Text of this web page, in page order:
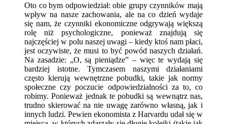
Oto co bym odpowiedział: obie grupy czynników mają
wpływ na nasze zachowania, ale na co dzień wydaje
się nam, że czynniki ekonomiczne odgrywają większą
rolę niż psychologiczne, ponieważ znajdują się
najczęściej w polu naszej uwagi – kiedy ktoś nam płaci,
jest oczywiste, że musi to być powód naszych działań.
Na zasadzie: „O, są pieniądze” – więc te wydają się
bardziej istotne. Tymczasem naszymi działaniami
często kierują wewnętrzne pobudki, takie jak normy
społeczne czy poczucie odpowiedzialności za to, co
robimy. Ponieważ jednak te pobudki są wewnątrz nas,
trudno skierować na nie uwagę zarówno własną, jak i
innych ludzi. Pewien ekonomista z Harvardu udał się w